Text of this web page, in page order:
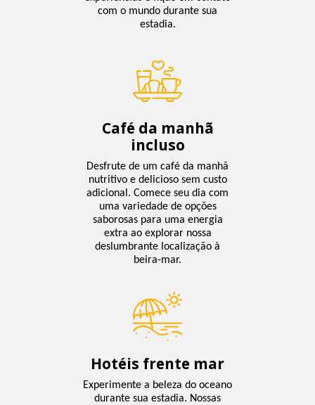
com o mundo durante sua
estadia.
Café da manhã
incluso
Desfrute de um café da manhã
nutritivo e delicioso sem custo
adicional. Comece seu dia com
uma variedade de opções
saborosas para uma energia
extra ao explorar nossa
deslumbrante localização à
beira-mar.
Hotéis frente mar
Experimente a beleza do oceano
durante sua estadia. Nossas